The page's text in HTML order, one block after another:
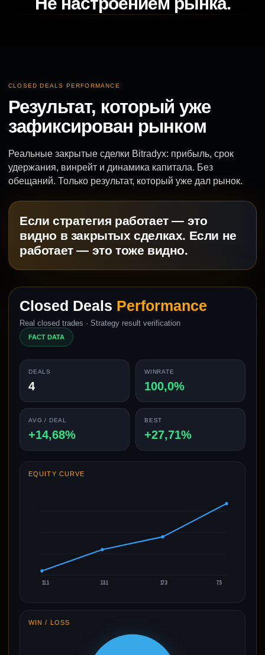
CLOSED DEALS PERFORMANCE
Результат, который уже
зафиксирован рынком
Реальные закрытые сделки Bitradyx: прибыль, срок
удержания, винрейт и динамика капитала. Без
обещаний. Только результат, который уже дал рынок.
Если стратегия работает — это
видно в закрытых сделках. Если не
работает — это тоже видно.
Closed Deals Performance
Real closed trades · Strategy result verification
FACT DATA
DEALS
4
WINRATE
100,0%
AVG / DEAL
+14,68%
BEST
+27,71%
EQUITY CURVE
11.1 13.1 17.3 7.5
WIN / LOSS